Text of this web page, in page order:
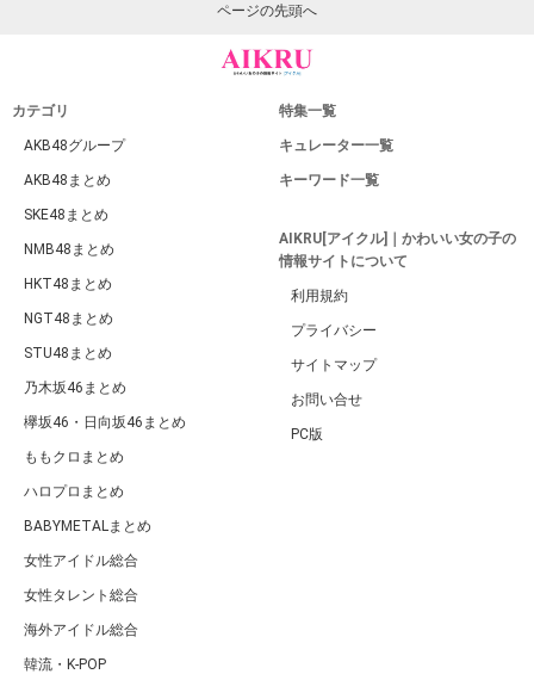
ページの先頭へ
カテゴリ
AKB48グループ
AKB48まとめ
SKE48まとめ
NMB48まとめ
HKT48まとめ
NGT48まとめ
STU48まとめ
乃木坂46まとめ
欅坂46・日向坂46まとめ
ももクロまとめ
ハロプロまとめ
BABYMETALまとめ
女性アイドル総合
女性タレント総合
海外アイドル総合
韓流・K-POP
特集一覧
キュレーター一覧
キーワード一覧
AIKRU[アイクル]｜かわいい女の子の
情報サイトについて
利用規約
プライバシー
サイトマップ
お問い合せ
PC版